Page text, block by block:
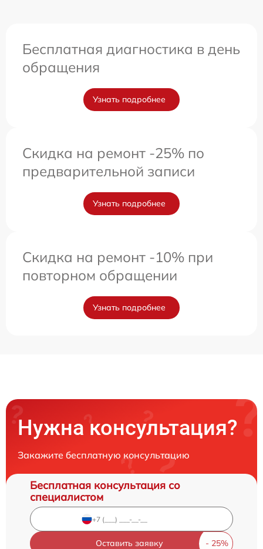
Бесплатная диагностика в день
обращения
Узнать подробнее
Скидка на ремонт -25% по
предварительной записи
Узнать подробнее
Скидка на ремонт -10% при
повторном обращении
Узнать подробнее
Нужна консультация?
Закажите бесплатную консультацию
Бесплатная консультация со
специалистом
Оставить заявку